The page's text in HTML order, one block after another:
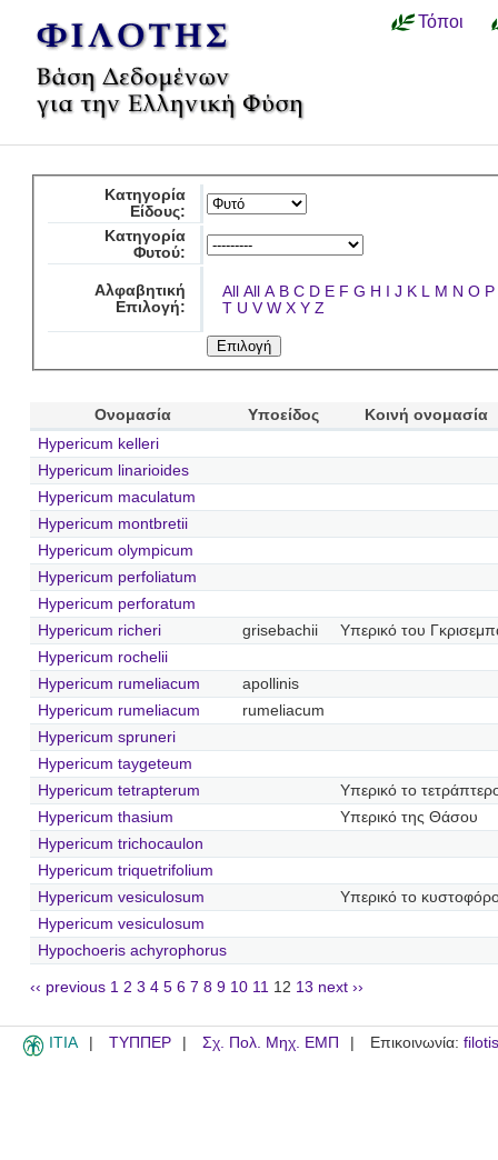
Τόποι
Κατηγορία
Είδους:
Κατηγορία
Φυτού:
Αλφαβητική
Επιλογή:
All All A B C D E F G H I J K L M N O P
T U V W X Y Z
Ονομασία Υποείδος
Κοινή ονομασία
Hypericum kelleri
Hypericum linarioides
Hypericum maculatum
Hypericum montbretii
Hypericum olympicum
Hypericum perfoliatum
Hypericum perforatum
Hypericum richeri
grisebachii
Υπερικό του
Hypericum rochelii
Hypericum rumeliacum
apollinis
Hypericum rumeliacum
rumeliacum
Hypericum spruneri
Hypericum taygeteum
Hypericum tetrapterum
Υπερικό το
Hypericum thasium
Υπερικό της Θάσου
Hypericum trichocaulon
Hypericum triquetrifolium
Hypericum vesiculosum
Υπερικό το
Hypericum vesiculosum
Hypochoeris achyrophorus
‹‹ previous 1 2 3 4 5 6 7 8 9 10 11 12 13 next ››
ITIA ΤΥΠΠΕΡ Σχ. Πολ. Μηχ. ΕΜΠ Επικοινωνία: